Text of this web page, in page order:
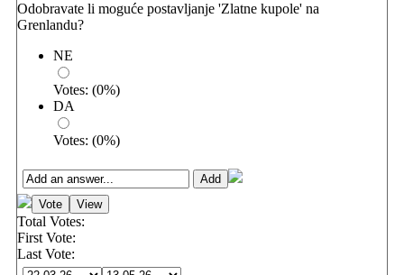
Odobravate li moguće postavljanje 'Zlatne kupole' na
Grenlandu?
NE
Votes: (0%)
DA
Votes: (0%)
Total Votes:
First Vote:
Last Vote: